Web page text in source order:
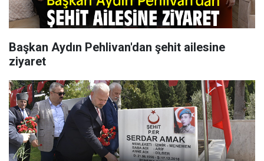
Başkan Aydın Pehlivan'dan şehit ailesine
ziyaret